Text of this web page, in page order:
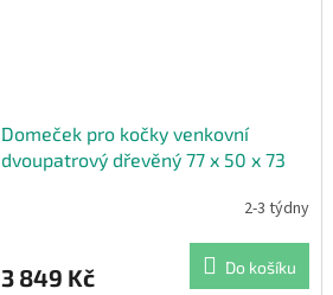
Domeček pro kočky venkovní
dvoupatrový dřevěný 77 x 50 x 73
2-3 týdny
3 849 Kč Do košíku